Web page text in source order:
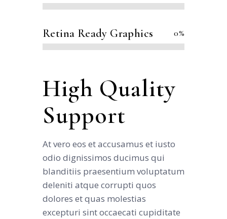
Retina Ready Graphics 0%
High Quality
Support
At vero eos et accusamus et iusto
odio dignissimos ducimus qui
blanditiis praesentium voluptatum
deleniti atque corrupti quos
dolores et quas molestias
excepturi sint occaecati cupiditate